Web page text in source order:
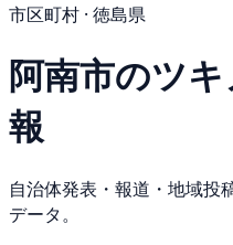
市区町村 · 徳島県
阿南市のツ
報
自治体発表・報道・地域投
データ。